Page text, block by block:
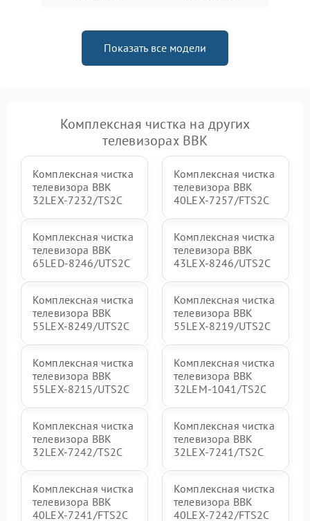
Показать все модели
Комплексная чистка на других
телевизорах BBK
Комплексная чистка
телевизора BBK
32LEX-7232/TS2C
Комплексная чистка
телевизора BBK
40LEX-7257/FTS2C
Комплексная чистка
телевизора BBK
65LED-8246/UTS2C
Комплексная чистка
телевизора BBK
43LEX-8246/UTS2C
Комплексная чистка
телевизора BBK
55LEX-8249/UTS2C
Комплексная чистка
телевизора BBK
55LEX-8219/UTS2C
Комплексная чистка
телевизора BBK
55LEX-8215/UTS2C
Комплексная чистка
телевизора BBK
32LEM-1041/TS2C
Комплексная чистка
телевизора BBK
32LEX-7242/TS2C
Комплексная чистка
телевизора BBK
32LEX-7241/TS2C
Комплексная чистка
телевизора BBK
40LEX-7241/FTS2C
Комплексная чистка
телевизора BBK
40LEX-7242/FTS2C